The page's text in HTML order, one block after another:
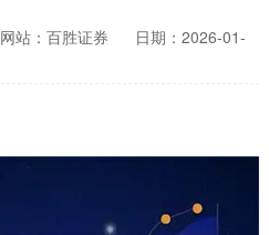
网站：百胜证券
日期：2026-01-